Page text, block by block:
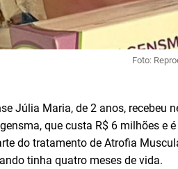
Foto:
Júlia Maria, de 2 anos, recebeu
que custa R$ 6 milhões e
do tratamento de Atrofia
tinha quatro meses de vida.